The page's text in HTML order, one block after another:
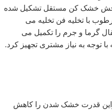
بخش خشک کن مستقل تشکیل شده
با تخلیه فن تخلیه می
گرما و جرم را تکمیل می
توجه به نیاز مشتری تجهیز کرد.
قدرت خشک شدن را کاهش